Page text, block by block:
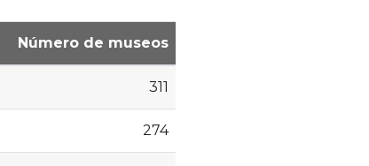
Número de museos
311
274